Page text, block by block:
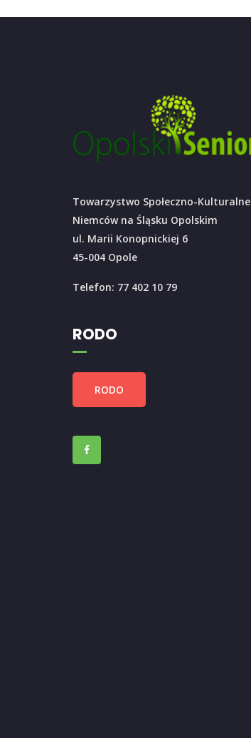
Towarzystwo Społeczno-Kulturalne
Niemców na Śląsku Opolskim
ul. Marii Konopnickiej 6
45-004 Opole
Telefon: 77 402 10 79
RODO
RODO